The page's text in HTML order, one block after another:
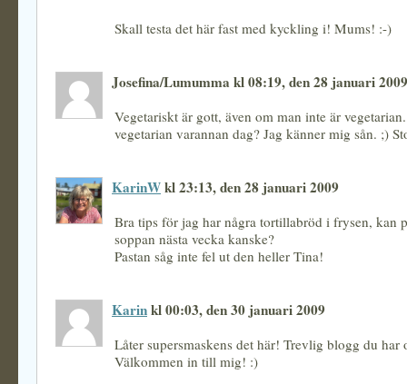
Skall testa det här fast med kyckling i! Mums! :-)
Josefina/Lumumma kl 08:19, den 28 januari 2009
Vegetariskt är gott, även om man inte är
vegetarian varannan dag? Jag känner mig sån. ;)
KarinWkl 23:13, den 28 januari 2009
Bra tips för jag har några tortillabröd i frysen, kan
soppan nästa vecka kanske?
Pastan såg inte fel ut den heller Tina!
Karinkl 00:03, den 30 januari 2009
Låter supersmaskens det här! Trevlig blogg du har
Välkommen in till mig! :)